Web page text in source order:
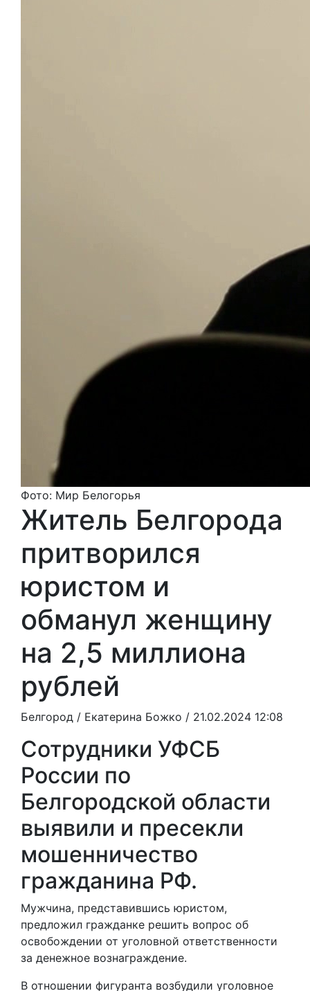
Фото: Мир Белогорья
Житель Белгорода
притворился
юристом и
обманул женщину
на 2,5 миллиона
рублей
Белгород / Екатерина Божко / 21.02.2024 12:08
Сотрудники УФСБ
России по
Белгородской области
выявили и пресекли
мошенничество
гражданина РФ.
Мужчина, представившись юристом,
предложил гражданке решить вопрос об
освобождении от уголовной ответственности
за денежное вознаграждение.
В отношении фигуранта возбудили уголовное